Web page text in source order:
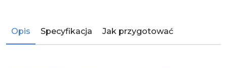
Opis Specyfikacja Jak przygotować